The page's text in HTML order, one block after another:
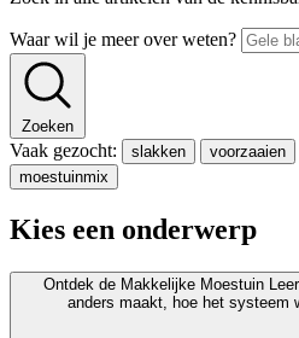
Waar wil je meer over weten?
Zoeken
Vaak gezocht: slakken voorzaaien
moestuinmix
Kies een onderwerp
Ontdek de Makkelijke Moestuin
anders maakt, hoe het systeem